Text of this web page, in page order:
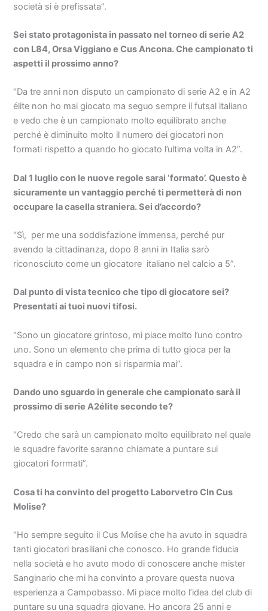
società si è prefissata”.
Sei stato protagonista in passato nel torneo di serie A2
con L84, Orsa Viggiano e Cus Ancona. Che campionato ti
aspetti il prossimo anno?
“Da tre anni non disputo un campionato di serie A2 e in A2
élite non ho mai giocato ma seguo sempre il futsal italiano
e vedo che è un campionato molto equilibrato anche
perché è diminuito molto il numero dei giocatori non
formati rispetto a quando ho giocato l’ultima volta in A2”.
Dal 1 luglio con le nuove regole sarai ‘formato’. Questo è
sicuramente un vantaggio perché ti permetterà di non
occupare la casella straniera. Sei d’accordo?
“Sì, per me una soddisfazione immensa, perché pur
avendo la cittadinanza, dopo 8 anni in Italia sarò
riconosciuto come un giocatore italiano nel calcio a 5”.
Dal punto di vista tecnico che tipo di giocatore sei?
Presentati ai tuoi nuovi tifosi.
“Sono un giocatore grintoso, mi piace molto l’uno contro
uno. Sono un elemento che prima di tutto gioca per la
squadra e in campo non si risparmia mai”.
Dando uno sguardo in generale che campionato sarà il
prossimo di serie A2élite secondo te?
“Credo che sarà un campionato molto equilibrato nel quale
le squadre favorite saranno chiamate a puntare sui
giocatori forrmati”.
Cosa ti ha convinto del progetto Laborvetro Cln Cus
Molise?
“Ho sempre seguito il Cus Molise che ha avuto in squadra
tanti giocatori brasiliani che conosco. Ho grande fiducia
nella società e ho avuto modo di conoscere anche mister
Sanginario che mi ha convinto a provare questa nuova
esperienza a Campobasso. Mi piace molto l’idea del club di
puntare su una squadra giovane. Ho ancora 25 anni e